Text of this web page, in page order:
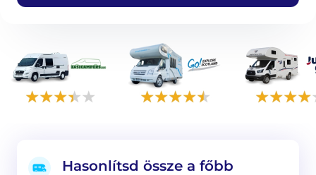
Hasonlítsd össze a főbb